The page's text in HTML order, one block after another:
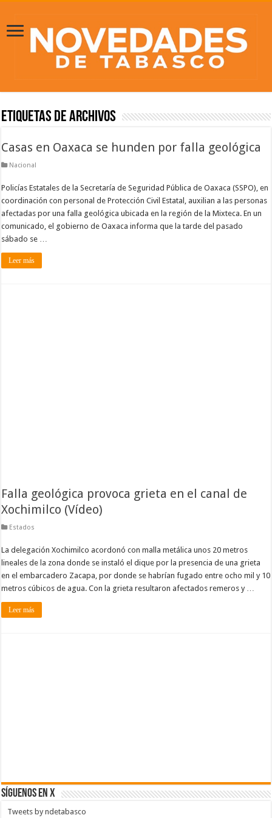
Etiquetas de Archivos
Casas en Oaxaca se hunden por falla geológica
Nacional
Policías Estatales de la Secretaría de Seguridad Pública de Oaxaca (SSPO), en
coordinación con personal de Protección Civil Estatal, auxilian a las personas
afectadas por una falla geológica ubicada en la región de la Mixteca. En un
comunicado, el gobierno de Oaxaca informa que la tarde del pasado
sábado se …
Leer más
Falla geológica provoca grieta en el canal de
Xochimilco (Vídeo)
Estados
La delegación Xochimilco acordonó con malla metálica unos 20 metros
lineales de la zona donde se instaló el dique por la presencia de una grieta
en el embarcadero Zacapa, por donde se habrían fugado entre ocho mil y 10
metros cúbicos de agua. Con la grieta resultaron afectados remeros y …
Leer más
SÍGUENOS EN X
Tweets by ndetabasco